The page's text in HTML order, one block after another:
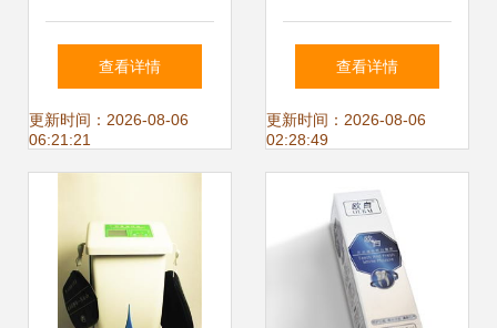
专营店的三大理由
京东健康守护，品
查看详情
更新时间：2026-08-06
06:21:21
塑 新型椭圆机踏步
及传动结构专利的
力量
查看详情
更新时间：2026-08-06
02:28:49